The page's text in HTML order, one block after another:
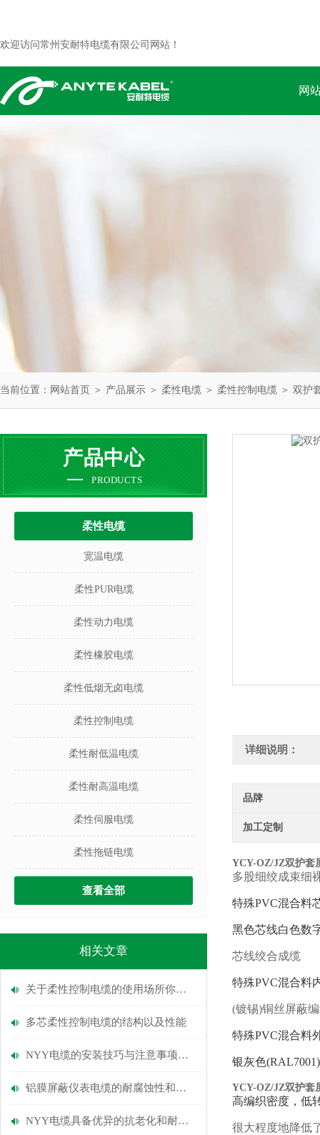
欢迎访问常州安耐特电缆有限公司网站！
网
当前位置： 网站首页 ＞ 产品展示 ＞ 柔性电缆 ＞ 柔性控制电缆 ＞ 双护
产品中心
PRODUCTS
柔性电缆
宽温电缆
柔性PUR电缆
柔性动力电缆
柔性橡胶电缆
柔性低烟无卤电缆
柔性控制电缆
柔性耐低温电缆
柔性耐高温电缆
柔性伺服电缆
柔性拖链电缆
查看全部
相关文章
关于柔性控制电缆的使用场所你知道多少？
多芯柔性控制电缆的​结构以及​性能
NYY电缆的安装技巧与注意事项说明
铝膜屏蔽仪表电缆的耐腐蚀性和环境适应能力
NYY电缆具备优异的抗老化和耐磨损性能
详细说明：
品牌
加工定制
YCY-OZ/JZ双护套
多股细绞成束细
特殊PVC混合料
黑色芯线白色数
芯线绞合成缆
特殊PVC混合料
(镀锡)铜丝屏蔽
特殊PVC混合料
银灰色
YCY-OZ/JZ双护套
高编织密度，低
很大程度地降低